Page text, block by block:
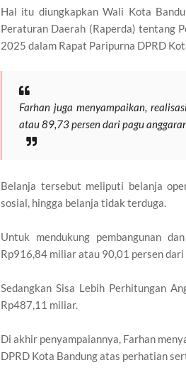
Hal itu diungkapkan Wali Kota
Peraturan Daerah (Raperda) tentang
2025 dalam Rapat Paripurna DPRD
Farhan juga menyampaikan,
atau 89,73 persen dari pagu
Belanja tersebut meliputi belanja
sosial, hingga belanja tidak terduga.
Untuk mendukung pembangunan
Rp916,84 miliar atau 90,01 persen
Sedangkan Sisa Lebih Perhitungan
Rp487,11 miliar.
Di akhir penyampaiannya, Farhan
DPRD Kota Bandung atas perhatian